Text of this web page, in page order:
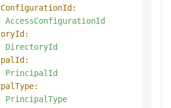
AccessConfigurationId
DirectoryId
PrincipalId
PrincipalType